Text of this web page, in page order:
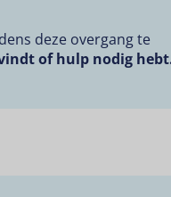
deze overgang te
of hulp nodig